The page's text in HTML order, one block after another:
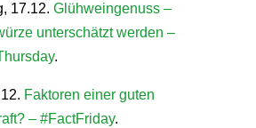
17.12. Glühweingenuss –
unterschätzt werden –
.
Faktoren einer guten
– #FactFriday.